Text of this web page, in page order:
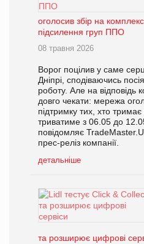
оголосив збір на
підсилення груп ППО
08 травня 2026
Ворог поцілив у саме
Дніпрі, сподіваючись
роботу. Але на відповідь
довго чекати: мережа
підтримку тих, хто
триватиме з 06.05 до
повідомляє
прес-реліз компанії.
детальніше
та розширює цифрові